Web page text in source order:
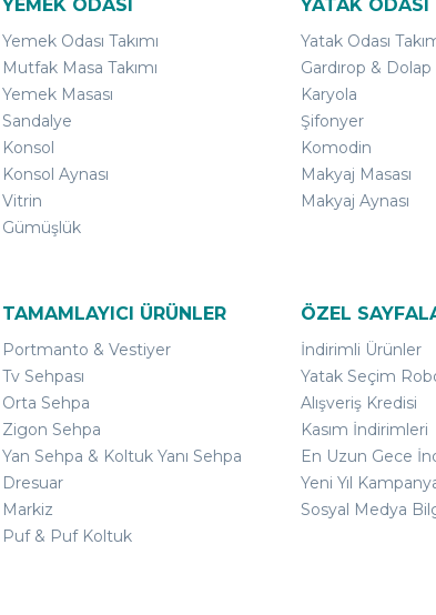
YEMEK ODASI
Yemek Odası Takımı
Mutfak Masa Takımı
Yemek Masası
Sandalye
Konsol
Konsol Aynası
Vitrin
Gümüşlük
YATAK ODASI
Yatak Odası
Gardırop & Dolap
Karyola
Şifonyer
Komodin
Makyaj Masası
Makyaj Aynası
TAMAMLAYICI ÜRÜNLER
Portmanto & Vestiyer
Tv Sehpası
Orta Sehpa
Zigon Sehpa
Yan Sehpa & Koltuk Yanı Sehpa
Dresuar
Markiz
Puf & Puf Koltuk
ÖZEL
İndirimli Ürünler
Yatak Seçim
Alışveriş Kredisi
Kasım İndirimleri
En Uzun Gece
Yeni Yıl
Sosyal Medya